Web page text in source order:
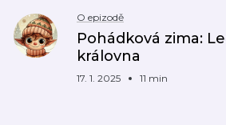
O epizodě
Pohádková zima:
královna
17. 1. 2025 11 min